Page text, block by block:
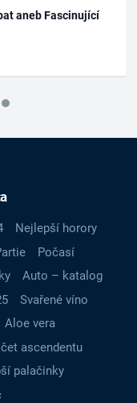
aneb Fascinující
Nejlepší horory
Počasí
Auto – katalog
Svařené víno
Aloe vera
ascendentu
palačinky